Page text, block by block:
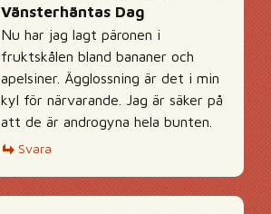
Vänsterhäntas Dag
Nu har jag lagt päronen i
fruktskålen bland bananer och
apelsiner. Ägglossning är det i min
kyl för närvarande. Jag är säker på
att de är androgyna hela bunten.
Svara